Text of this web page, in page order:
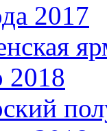
2017
2018